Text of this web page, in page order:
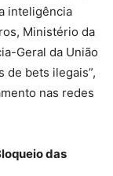
inteligência
Ministério da
Geral da União
de bets ilegais”,
nas redes
das